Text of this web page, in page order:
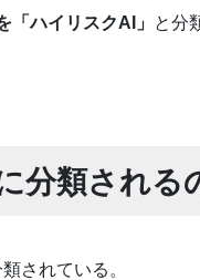
「ハイリスクAI」 と分
分類される
されている。